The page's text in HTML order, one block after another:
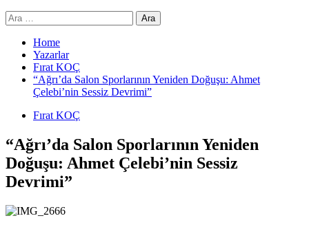
Arama:
Home
Yazarlar
Fırat KOÇ
“Ağrı’da Salon Sporlarının Yeniden Doğuşu: Ahmet
Çelebi’nin Sessiz Devrimi”
Fırat KOÇ
“Ağrı’da Salon Sporlarının Yeniden
Doğuşu: Ahmet Çelebi’nin Sessiz
Devrimi”